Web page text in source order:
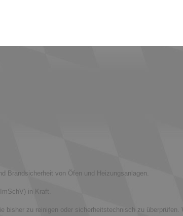
Brandsicherheit von Öfen und Heizungsanlagen.
in Kraft.
zu reinigen oder sicherheitstechnisch zu